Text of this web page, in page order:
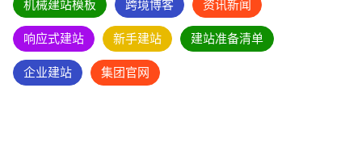
机械建站模板 跨境博客 资讯新闻
响应式建站 新手建站 建站准备清单
企业建站 集团官网